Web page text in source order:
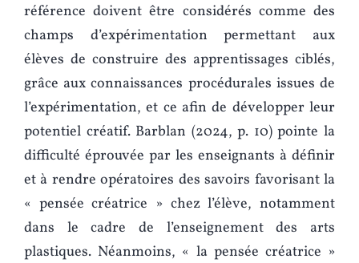
référence doivent être considérés comme des
champs d’expérimentation permettant aux
élèves de construire des apprentissages ciblés,
grâce aux connaissances procédurales issues de
l’expérimentation, et ce afin de développer leur
potentiel créatif. Barblan (2024, p. 10) pointe la
difficulté éprouvée par les enseignants à définir
et à rendre opératoires des savoirs favorisant la
« pensée créatrice » chez l’élève, notamment
dans le cadre de l’enseignement des arts
plastiques. Néanmoins, « la pensée créatrice »